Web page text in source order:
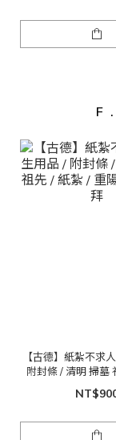
【古德】紙紮不求
附封條 / 清明 掃墓
重陽 / 金紙